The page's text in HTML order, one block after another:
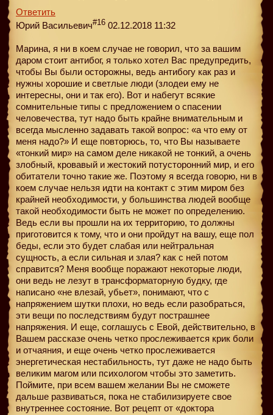
Ответить
Юрий Васильевич#16 02.12.2018 11:32
Марина, я ни в коем случае не говорил, что за вашим
даром стоит антибог, я только хотел Вас предупредить,
чтобы Вы были осторожны, ведь антибогу как раз и
нужны хорошие и светлые люди (злодеи ему не
интересны, они и так его). Вот и набегут всякие
сомнительные типы с предложением о спасении
человечества, тут надо быть крайне внимательным и
всегда мысленно задавать такой вопрос: «а что ему от
меня надо?» И еще повторюсь, то, что Вы называете
«тонкий мир» на самом деле никакой не тонкий, а очень
злобный, кровавый и жестокий потусторонний мир, и его
обитатели точно такие же. Поэтому я всегда говорю, ни в
коем случае нельзя идти на контакт с этим миром без
крайней необходимости, у большинства людей вообще
такой необходимости быть не может по определению.
Ведь если вы прошли на их территорию, то должны
приготовится к тому, что и они пройдут на вашу, еще пол
беды, если это будет слабая или нейтральная
сущность, а если сильная и злая? как с ней потом
справится? Меня вообще поражают некоторые люди,
они ведь не лезут в трансформаторную будку, где
написано «не влезай, убьет», понимают, что с
напряжением шутки плохи, но ведь если разобраться,
эти вещи по последствиям будут пострашнее
напряжения. И еще, соглашусь с Евой, действительно, в
Вашем рассказе очень четко прослеживается крик боли
и отчаяния, и еще очень четко прослеживается
энергетическая нестабильность, тут даже не надо быть
великим магом или психологом чтобы это заметить.
Поймите, при всем вашем желании Вы не сможете
дальше развиваться, пока не стабилизируете свое
внутреннее состояние. Вот рецепт от «доктора